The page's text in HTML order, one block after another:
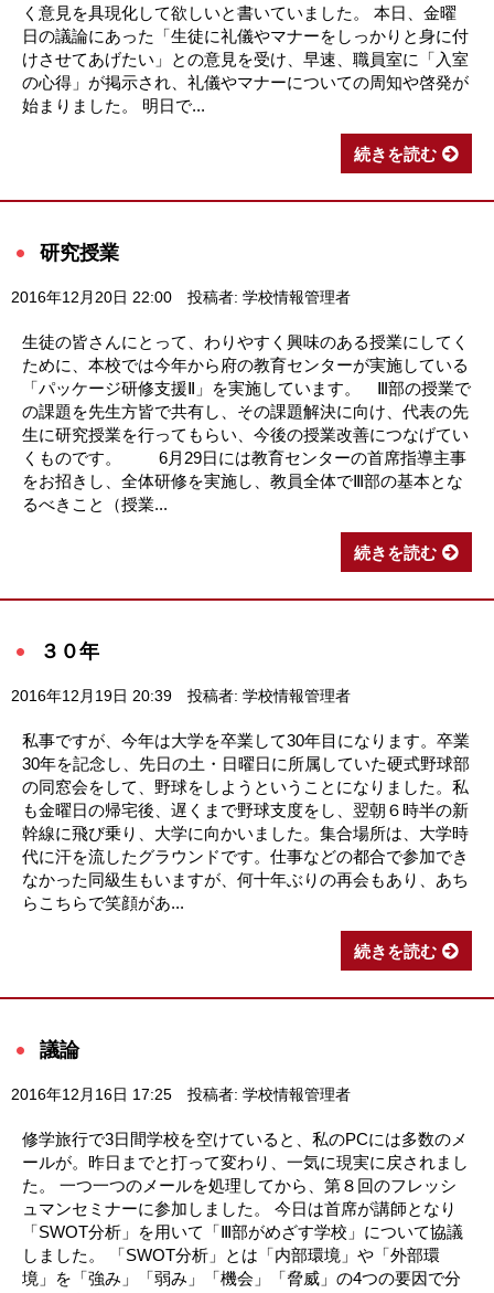
く意見を具現化して欲しいと書いていました。 本日、金曜
日の議論にあった「生徒に礼儀やマナーをしっかりと身に付
けさせてあげたい」との意見を受け、早速、職員室に「入室
の心得」が掲示され、礼儀やマナーについての周知や啓発が
始まりました。 明日で...
続きを読む
研究授業
2016年12月20日 22:00 投稿者: 学校情報管理者
生徒の皆さんにとって、わりやすく興味のある授業にしてく
ために、本校では今年から府の教育センターが実施している
「パッケージ研修支援Ⅱ」を実施しています。 Ⅲ部の授業で
の課題を先生方皆で共有し、その課題解決に向け、代表の先
生に研究授業を行ってもらい、今後の授業改善につなげてい
くものです。 6月29日には教育センターの首席指導主事
をお招きし、全体研修を実施し、教員全体でⅢ部の基本とな
るべきこと（授業...
続きを読む
３０年
2016年12月19日 20:39 投稿者: 学校情報管理者
私事ですが、今年は大学を卒業して30年目になります。卒業
30年を記念し、先日の土・日曜日に所属していた硬式野球部
の同窓会をして、野球をしようということになりました。私
も金曜日の帰宅後、遅くまで野球支度をし、翌朝６時半の新
幹線に飛び乗り、大学に向かいました。集合場所は、大学時
代に汗を流したグラウンドです。仕事などの都合で参加でき
なかった同級生もいますが、何十年ぶりの再会もあり、あち
らこちらで笑顔があ...
続きを読む
議論
2016年12月16日 17:25 投稿者: 学校情報管理者
修学旅行で3日間学校を空けていると、私のPCには多数のメ
ールが。昨日までと打って変わり、一気に現実に戻されまし
た。 一つ一つのメールを処理してから、第８回のフレッシ
ュマンセミナーに参加しました。 今日は首席が講師となり
「SWOT分析」を用いて「Ⅲ部がめざす学校」について協議
しました。 「SWOT分析」とは「内部環境」や「外部環
境」を「強み」「弱み」「機会」「脅威」の4つの要因で分